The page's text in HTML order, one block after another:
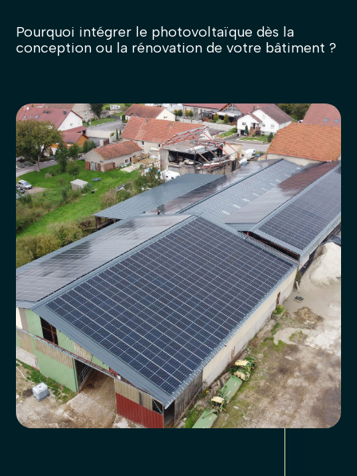
Pourquoi intégrer le photovoltaïque dès la
conception ou la rénovation de votre bâtiment ?